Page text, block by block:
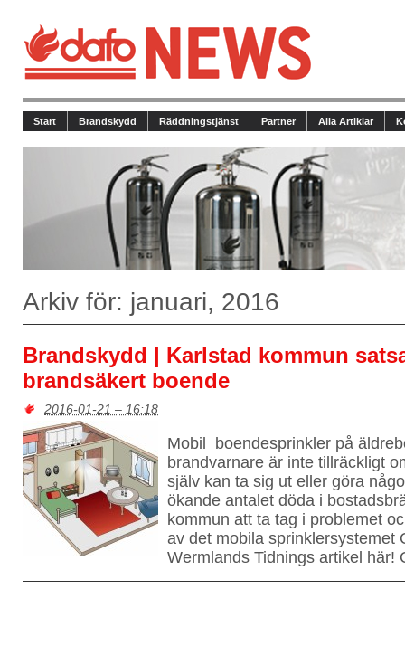
Start Brandskydd Räddningstjänst Partner Alla Artiklar
Arkiv för: januari, 2016
Brandskydd | Karlstad kommun
brandsäkert boende
2016-01-21 – 16:18
Mobil boendesprinkler på
brandvarnare är inte tillräckligt
själv kan ta sig ut eller göra
ökande antalet döda i
kommun att ta tag i problemet
av det mobila sprinklersystemet
Wermlands Tidnings artikel